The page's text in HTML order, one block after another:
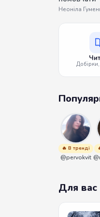
Неоніла
🔥 В тренді
@pervokvit
Для вас